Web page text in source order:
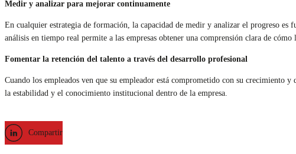
Medir y analizar para mejorar continuamente
En cualquier estrategia de formación, la capacidad de medir y analizar el progreso es
análisis en tiempo real permite a las empresas obtener una comprensión clara de
Fomentar la retención del talento a través del desarrollo profesional
Cuando los empleados ven que su empleador está comprometido con su crecimiento
la estabilidad y el conocimiento institucional dentro de la empresa.
Compartir